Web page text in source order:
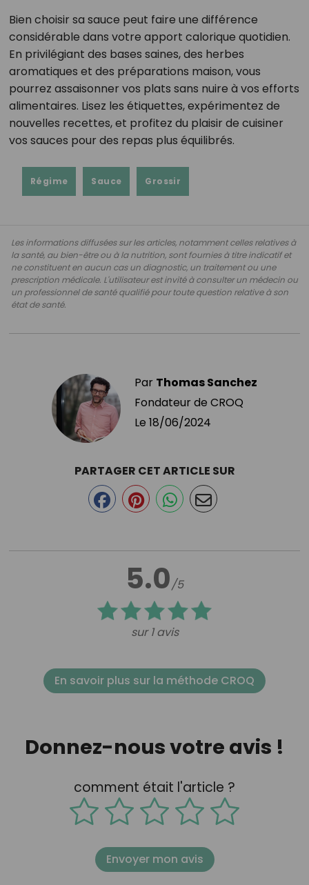
Bien choisir sa sauce peut faire une différence
considérable dans votre apport calorique quotidien.
En privilégiant des bases saines, des herbes
aromatiques et des préparations maison, vous
pourrez assaisonner vos plats sans nuire à vos efforts
alimentaires. Lisez les étiquettes, expérimentez de
nouvelles recettes, et profitez du plaisir de cuisiner
vos sauces pour des repas plus équilibrés.
Régime Sauce Grossir
Les informations diffusées sur les articles, notamment celles relatives à
la santé, au bien-être ou à la nutrition, sont fournies à titre indicatif et
ne constituent en aucun cas un diagnostic, un traitement ou une
prescription médicale. L'utilisateur est invité à consulter un médecin ou
un professionnel de santé qualifié pour toute question relative à son
état de santé.
Par Thomas Sanchez
Fondateur de CROQ
Le 18/06/2024
5.0/5
sur 1 avis
PARTAGER CET ARTICLE SUR
En savoir plus sur la méthode CROQ
Donnez-nous votre avis !
comment était l'article ?
Envoyer mon avis